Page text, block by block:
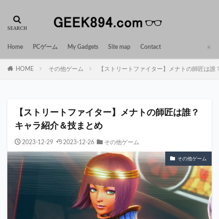
Home PCゲーム My Gadgets Site map Contact
HOME その他ゲーム 【ストリートファイター】メナトの師匠は誰
【ストリートファイター】メナトの師匠は誰？
キャラ紹介＆技まとめ
2023-12-29 2023-12-26 その他ゲーム
その他ゲーム